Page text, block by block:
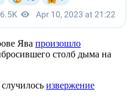
Ява произошло
столб дыма на
извержение